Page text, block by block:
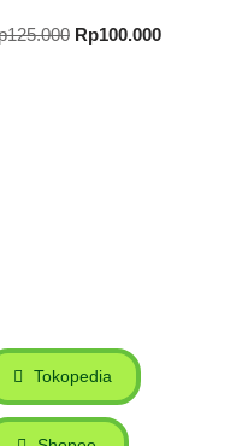
125.000 Rp100.000
Tokopedia